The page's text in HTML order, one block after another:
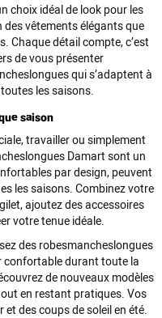
choix idéal de lookpour les
desvêtementsélégants que
Chaque détail compte, c’est
de vous présenter
longuesqui s’adaptent à
lessaisons.
saison
travailler ou simplement
longues Damart sont un
par design, peuvent
lessaisons. Combinez votre
ajoutez des accessoires
votre tenue idéale.
des robesmancheslongues
confortable durant toute la
de nouveaux modèles
en restant pratiques. Vos
des coups de soleil en été.